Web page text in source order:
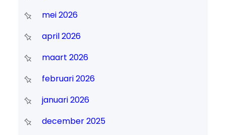
mei 2026
april 2026
maart 2026
februari 2026
januari 2026
december 2025